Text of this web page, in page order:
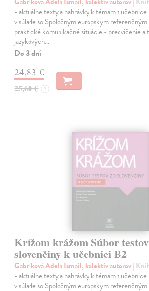
- aktuálne texty a nahrávky k témam z
v súlade so Spoločným európskym
praktické komunikačné situácie - precvičenie a
jazykových…
Do 3 dní
24,83 €
25,60 € ?
Krížom krážom Súbor
slovenčiny k učebnici B2
Gabríková Adela Ismail, kolektív autorov|
- aktuálne texty a nahrávky k témam z
v súlade so Spoločným európskym